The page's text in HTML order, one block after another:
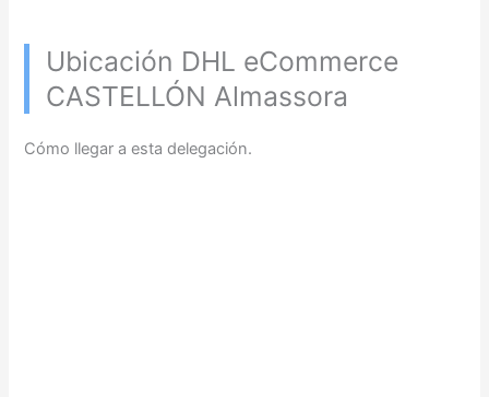
Ubicación DHL eCommerce
CASTELLÓN Almassora
Cómo llegar a esta delegación.